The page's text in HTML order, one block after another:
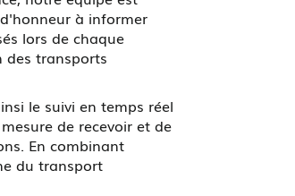
à informer
lors de chaque
des transports
le suivi en temps réel
de recevoir et de
En combinant
du transport